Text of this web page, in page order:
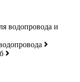
водопровода и